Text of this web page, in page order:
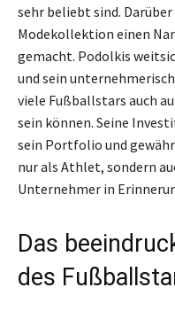
sehr beliebt sind.
Modekollektion einen
gemacht. Podolkis
und sein
viele Fußballstars auch
sein können. Seine
sein Portfolio und
nur als Athlet, sondern
Unternehmer in
Das
des